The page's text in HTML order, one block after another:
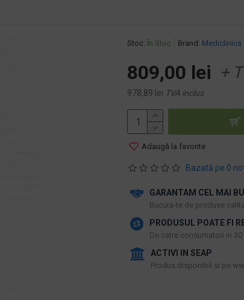
Stoc: În Stoc Brand: Mediclinics
Bazată pe 0
809,00 lei +
978,89 lei TVA inclus
Adaugă la favorite
GARANTAM CEL MAI
​Bucura-te de produse
PRODUSUL POATE FI
De catre consumatori in
ACTIVI IN SEAP
Produs disponibil si pe